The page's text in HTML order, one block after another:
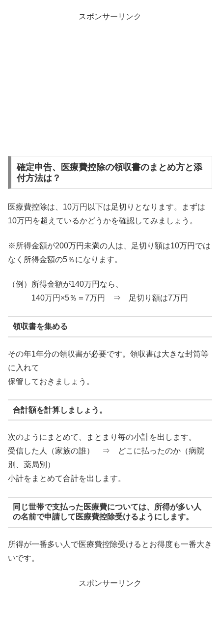
スポンサーリンク
確定申告、医療費控除の領収書のまとめ方と添
付方法は？
医療費控除は、10万円以下は足切りとなります。まずは
10万円を超えているかどうかを確認してみましょう。
※所得金額が200万円未満の人は、足切り額は10万円では
なく所得金額の5％になります。
（例）所得金額が140万円なら、
140万円×5％＝7万円 ⇒ 足切り額は7万円
領収書を集める
その年1年分の領収書が必要です。領収書は大きな封筒等
に入れて
保管しておきましょう。
合計額を計算しましょう。
次のようにまとめて、まとまり毎の小計を出します。
受信した人（家族の誰） ⇒ どこに払ったのか（病院
別、薬局別）
小計をまとめて合計を出します。
同じ世帯で支払った医療費については、所得が多い人
の名前で申請して医療費控除受けるようにします。
所得が一番多い人で医療費控除受けるとお得度も一番大き
いです。
スポンサーリンク